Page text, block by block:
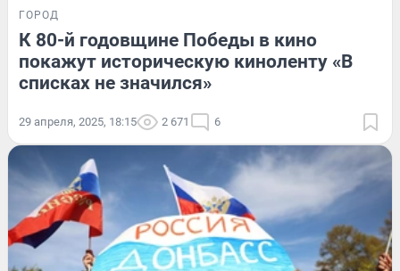
ГОРОД
К 80-й годовщине Победы в кино
покажут историческую киноленту «В
списках не значился»
29 апреля, 2025, 18:15 2 671 6